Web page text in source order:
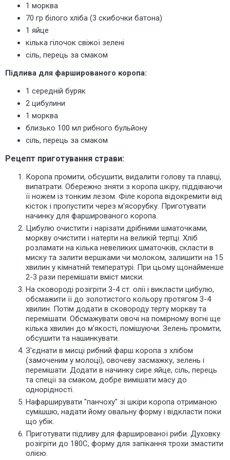
1 морква
70 гр білого хліба (3 скибочки батона)
1 яйце
кілька гілочок свіжої зелені
сіль, перець за смаком
Підлива для фаршированого коропа:
1 середній буряк
2 цибулини
1 морква
близько 100 мл рибного бульйону
сіль, перець за смаком
Рецепт приготування страви:
Коропа промити, обсушити, видалити голову та плавці,
випатрати. Обережно зняти з коропа шкіру, піддіваючи
її ножем із тонким лезом. Філе коропа відокремити від
кісток і пропустити через м'ясорубку. Приготувати
начинку для фаршированого коропа.
Цибулю очистити і нарізати дрібними шматочками,
моркву очистити і натерти на великій тертці. Хліб
розламати на кілька невеликих шматочків, скласти в
миску та залити вершками чи молоком, залишити на 15
хвилин у кімнатній температурі. При цьому щонайменше
2-3 рази перемішати вміст миски.
На сковороді розігріти 3-4 ст. олії і викласти цибулю,
обсмажити її до золотистого кольору протягом 3-4
хвилин. Потім додати в сковороду терту моркву та
перемішати. Обсмажувати овочі на помірному вогні ще
кілька хвилин до м'якості, помішуючи. Зелень промити,
обсушити та нашинкувати.
З'єднати в мисці рибний фарш коропа з хлібом
(замоченим у молоці), овочеву засмажку, зелень і
перемішати. Додати в начинку сире яйце, сіль, перець
та спеції за смаком, добре вимішати масу до
однорідності.
Нафарширувати "панчоху" зі шкіри коропа отриманою
сумішшю, надати йому овальну форму і відкласти поки
що убік.
Приготувати підливу для фаршированої риби. Духовку
розігріти до 180С, форму для запікання трохи змастити
олією.